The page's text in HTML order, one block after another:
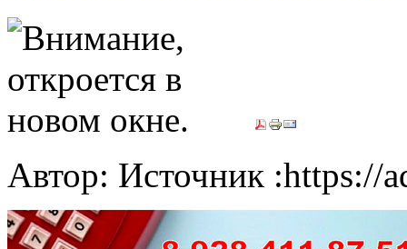
Автор: Источник :https://